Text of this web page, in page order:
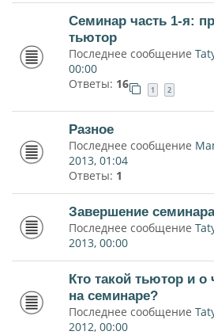
Семинар часть 1-я:
тьютор
Последнее сообщение
00:00
Ответы: 16 1 2
Разное
Последнее сообщение
2013, 01:04
Ответы: 1
Завершение семинара
Последнее сообщение
2013, 00:00
Кто такой тьютор и о
на семинаре?
Последнее сообщение
2012, 00:00